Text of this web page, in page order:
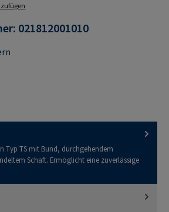
021812001010
Typ TS mit Bund, durchgehendem
Schaft. Ermöglicht eine zuverlässige